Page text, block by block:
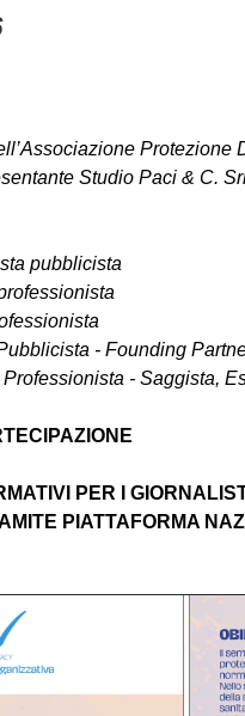
Protezione
Studio Paci & C.
pubblicista
- Founding
- Saggista,
PER I
PIATTAFORMA